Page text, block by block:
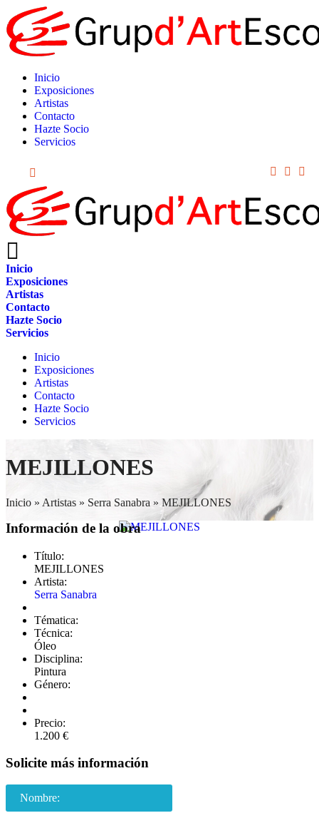
Inicio
Exposiciones
Artistas
Contacto
Hazte Socio
Servicios
Inicio
Exposiciones
Artistas
Contacto
Hazte Socio
Servicios
Inicio
Exposiciones
Artistas
Contacto
Hazte Socio
Servicios
MEJILLONES
Inicio » Artistas » Serra Sanabra » MEJILLONES
Información de la obra
Título:
MEJILLONES
Artista:
Serra Sanabra
Tématica:
Técnica:
Óleo
Disciplina:
Pintura
Género:
Precio:
1.200 €
Solicite más información
Nombre: